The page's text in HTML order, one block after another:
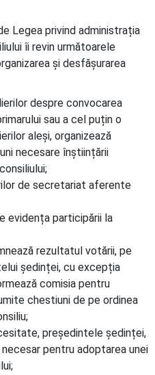
Legea privind administrația
îi revin următoarele
și desfășurarea
despre convocarea
sau a cel puțin o
aleși, organizează
necesare înștiințării
de secretariat aferente
evidența participării la
rezultatul votării, pe
ședinței, cu excepția
comisia pentru
chestiuni de pe ordinea
președintele ședinței,
pentru adoptarea unei